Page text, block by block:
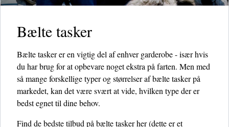
Bælte tasker
Bælte tasker er en vigtig del af enhver garderobe - især hvis
du har brug for at opbevare noget ekstra på farten. Men med
så mange forskellige typer og størrelser af bælte tasker på
markedet, kan det være svært at vide, hvilken type der er
bedst egnet til dine behov.
Find de bedste tilbud på bælte tasker her(dette er et